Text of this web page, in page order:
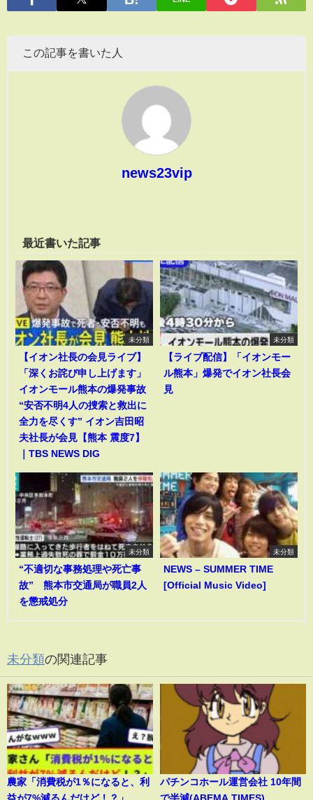
この記事を書いた人
news23vip
最近書いた記事
未分類
【イオン社長の会見ライブ】
「深くお詫び申し上げます」
イオンモール熊本の爆発事故
“安否不明4人の捜索と救出に
全力を尽くす” イオン吉田昭
夫社長が会見【熊本 震度7】
｜TBS NEWS DIG
未分類
【ライブ配信】「イオンモー
ル熊本」爆発でイオン社長会
見
未分類
“不適切な事務処理や死亡事
故” 熊本市交通局が職員2人
を懲戒処分
未分類
NEWS – SUMMER TIME
[Official Music Video]
未分類の関連記事
農家「消費税が1％になると、利
益が7%減るんだけど！？」
パチンコホール運営会社 10年間
で半減(ABEMA TIMES)